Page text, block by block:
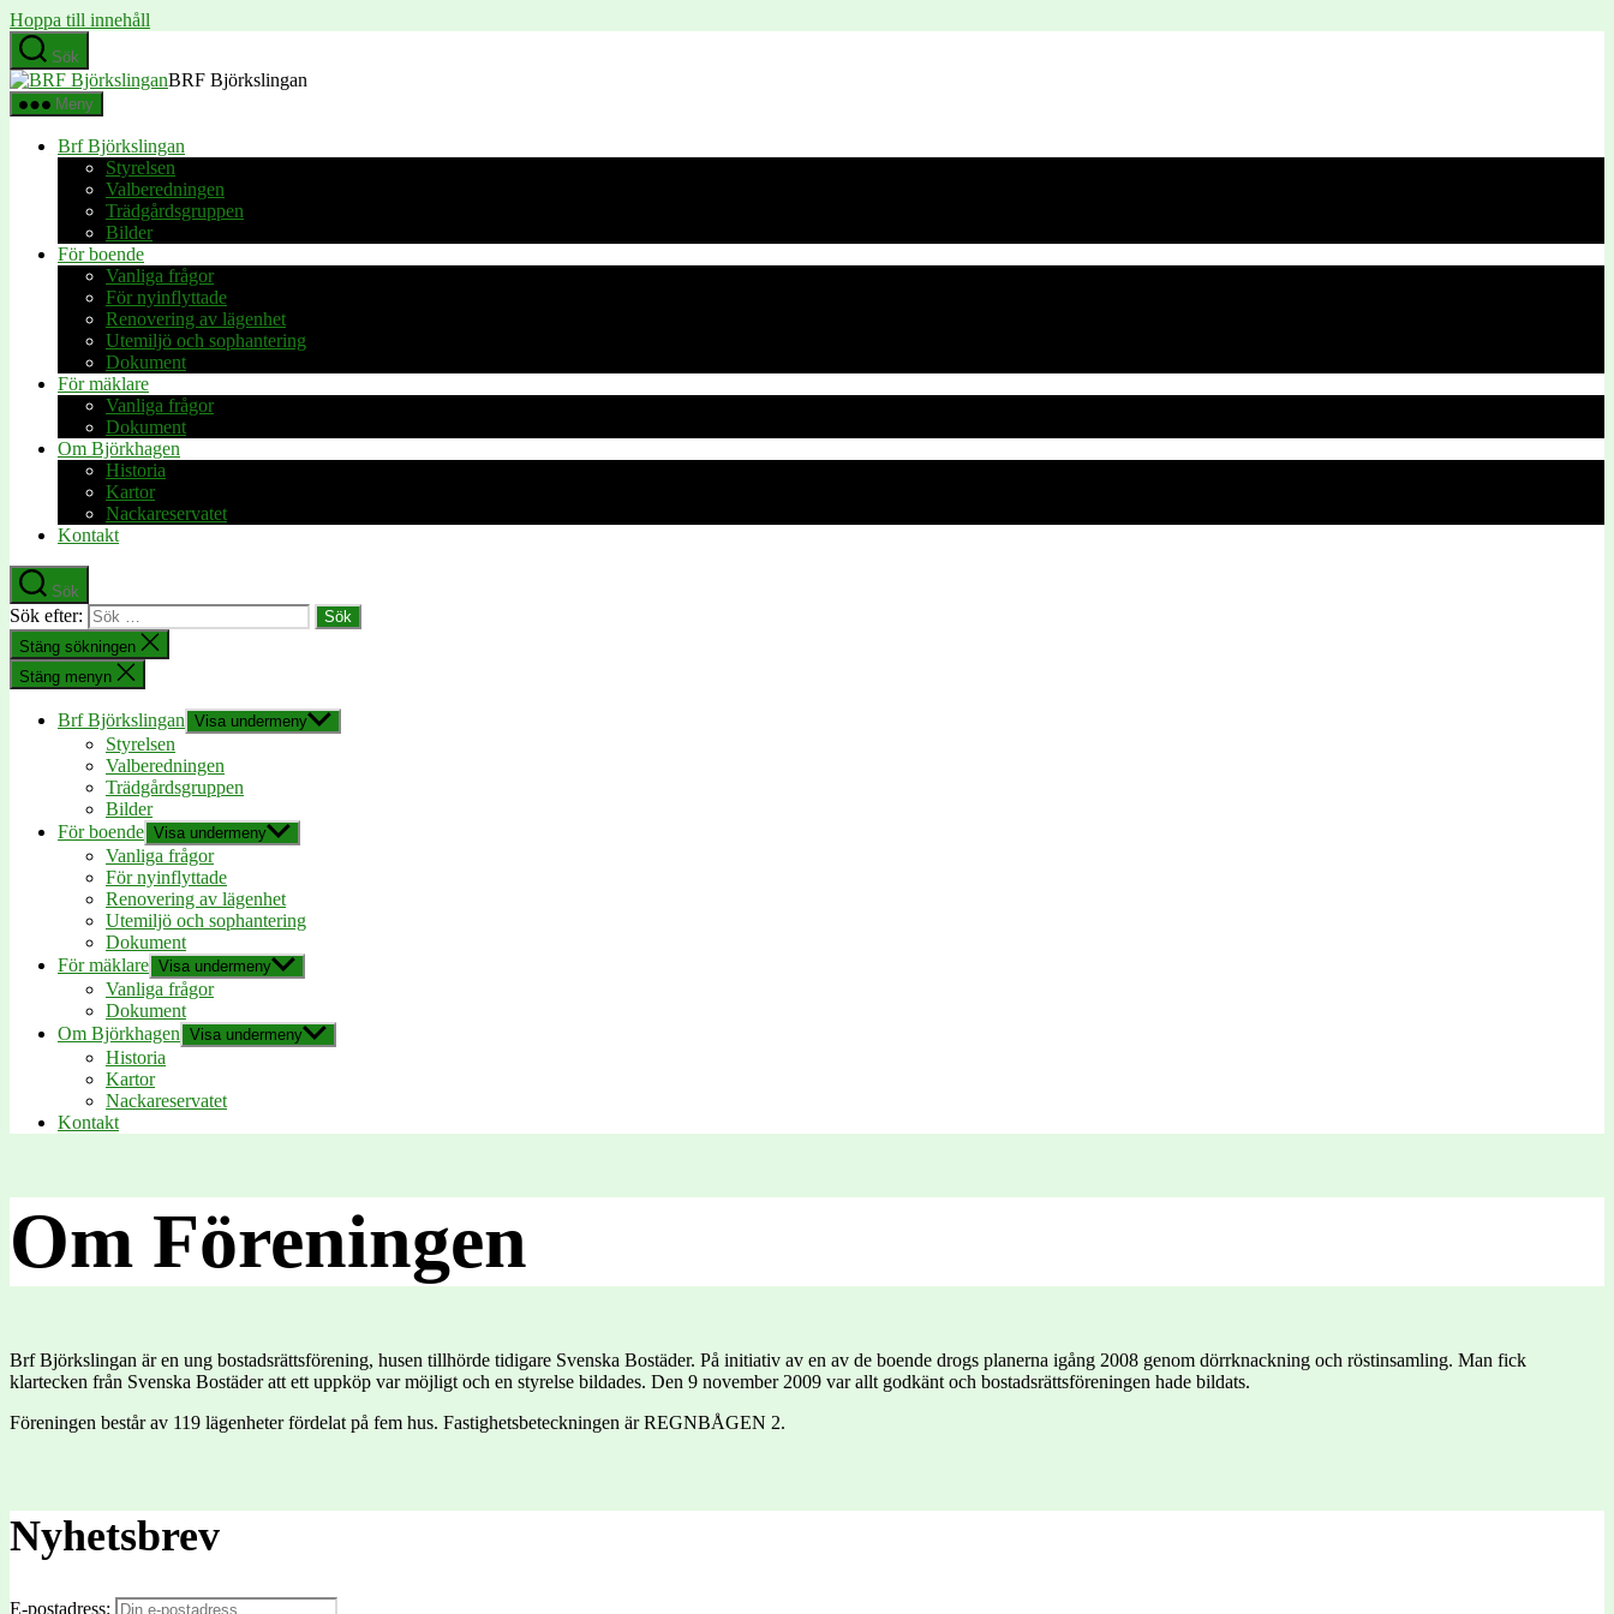
Hoppa till innehåll
Sök
BRF Björkslingan
Meny
Brf Björkslingan
Styrelsen
Valberedningen
Trädgårdsgruppen
Bilder
För boende
Vanliga frågor
För nyinflyttade
Renovering av lägenhet
Utemiljö och sophantering
Dokument
För mäklare
Vanliga frågor
Dokument
Om Björkhagen
Historia
Kartor
Nackareservatet
Kontakt
Sök
Sök efter:
Stäng sökningen
Stäng menyn
Brf Björkslingan Visa undermeny
Styrelsen
Valberedningen
Trädgårdsgruppen
Bilder
För boende Visa undermeny
Vanliga frågor
För nyinflyttade
Renovering av lägenhet
Utemiljö och sophantering
Dokument
För mäklare Visa undermeny
Vanliga frågor
Dokument
Om Björkhagen Visa undermeny
Historia
Kartor
Nackareservatet
Kontakt
Om Föreningen
Brf Björkslingan är en ung bostadsrättsförening, husen tillhörde tidigare Svenska Bostäder. På initiativ av en av de boende drogs planerna igång 2008 genom dörrknackning och röstinsamling. Man fick
klartecken från Svenska Bostäder att ett uppköp var möjligt och en styrelse bildades. Den 9 november 2009 var allt godkänt och bostadsrättsföreningen hade bildats.
Föreningen består av 119 lägenheter fördelat på fem hus. Fastighetsbeteckningen är REGNBÅGEN 2.
Nyhetsbrev
E-postadress: